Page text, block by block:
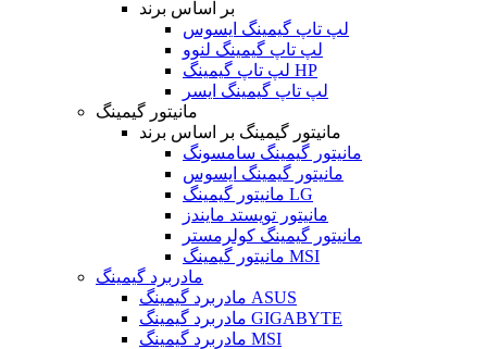
بر اساس برند
لپ تاپ گیمینگ ایسوس
لپ تاپ گیمینگ لنوو
لپ تاپ گیمینگ HP
لپ تاپ گیمینگ ایسر
مانیتور گیمینگ
مانیتور گیمینگ بر اساس برند
مانیتور گیمینگ سامسونگ
مانیتور گیمینگ ایسوس
مانیتور گیمینگ LG
مانیتور تویستد مایندز
مانیتور گیمینگ کولرمستر
مانیتور گیمینگ MSI
مادربرد گیمینگ
مادربرد گیمینگ ASUS
مادربرد گیمینگ GIGABYTE
مادربرد گیمینگ MSI